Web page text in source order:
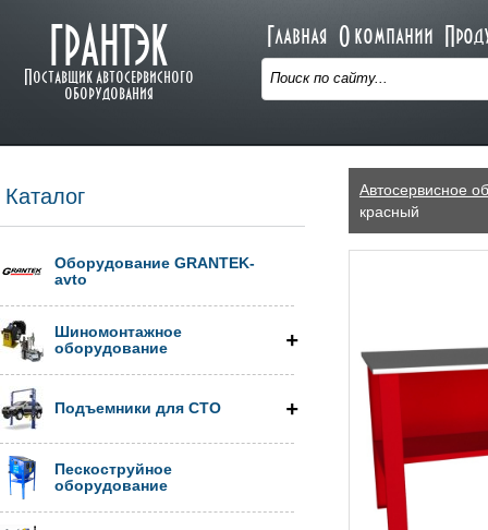
ГРАНТЭК
Поставщик автосервисного
оборудования
Главная О компании
Автосервисное
красный
Каталог
Оборудование GRANTEK-
avto
Шиномонтажное
оборудование
Подъемники для СТО
Пескоструйное
оборудование